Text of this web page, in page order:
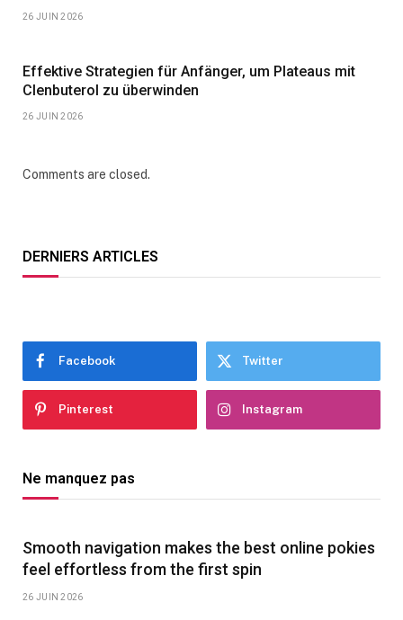
26 JUIN 2026
Effektive Strategien für Anfänger, um Plateaus mit
Clenbuterol zu überwinden
26 JUIN 2026
Comments are closed.
DERNIERS ARTICLES
Facebook Twitter
Pinterest Instagram
Ne manquez pas
Smooth navigation makes the best online pokies
feel effortless from the first spin
26 JUIN 2026